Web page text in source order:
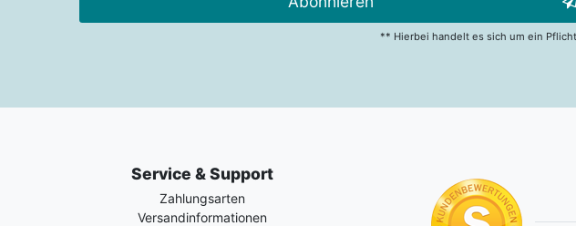
** Hierbei handelt es sich um ein
Service & Support
Zahlungsarten
Versandinformationen